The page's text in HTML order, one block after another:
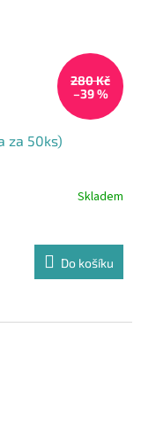
280 Kč
–39 %
za 50ks)
Skladem
Do košíku